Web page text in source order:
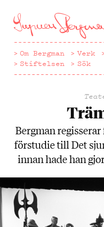
till
huvudinnehåll
Om Bergman Verk
Stiftelsen
Sök
Bergman
förstudie till Det
innan hade han